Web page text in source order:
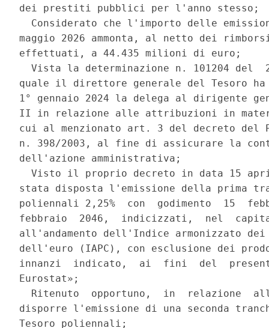
dei prestiti pubblici per l'anno stesso;
Considerato che l'importo delle
maggio 2026 ammonta, al netto dei
effettuati, a 44.435 milioni di euro;
Vista la determinazione n. 101204 del
quale il direttore generale del Tesoro
1° gennaio 2024 la delega al dirigente
II in relazione alle attribuzioni in
cui al menzionato art. 3 del decreto del
n. 398/2003, al fine di assicurare la
dell'azione amministrativa;
Visto il proprio decreto in data 15
stata disposta l'emissione della prima
poliennali 2,25%  con  godimento  15
febbraio  2046,  indicizzati,  nel
all'andamento dell'Indice armonizzato
dell'euro (IAPC), con esclusione dei
innanzi  indicato,  ai  fini  del
Eurostat»;
Ritenuto  opportuno,  in  relazione
disporre l'emissione di una seconda
Tesoro poliennali;